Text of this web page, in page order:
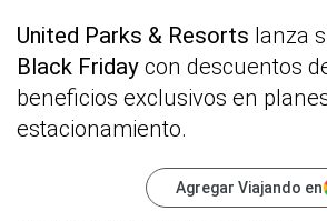
United Parks & Resorts lanza
Black Friday con descuentos
beneficios exclusivos en
estacionamiento.
Agregar Viajando en